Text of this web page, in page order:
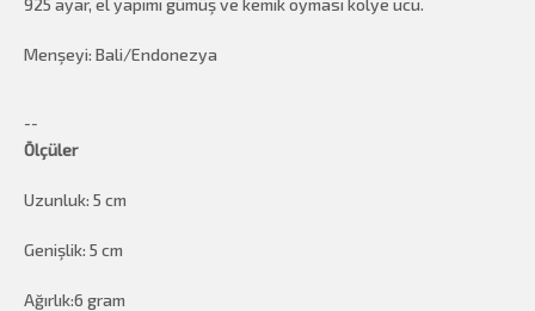
925 ayar, el yapımı gümüş ve kemik oyması kolye ucu.
Menşeyi: Bali/Endonezya
--
Ölçüler
Uzunluk: 5 cm
Genişlik: 5 cm
Ağırlık:6 gram